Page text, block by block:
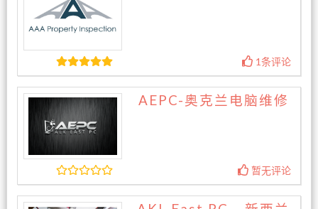
1条评论
AEPC-奥克兰电脑维修
暂无评论